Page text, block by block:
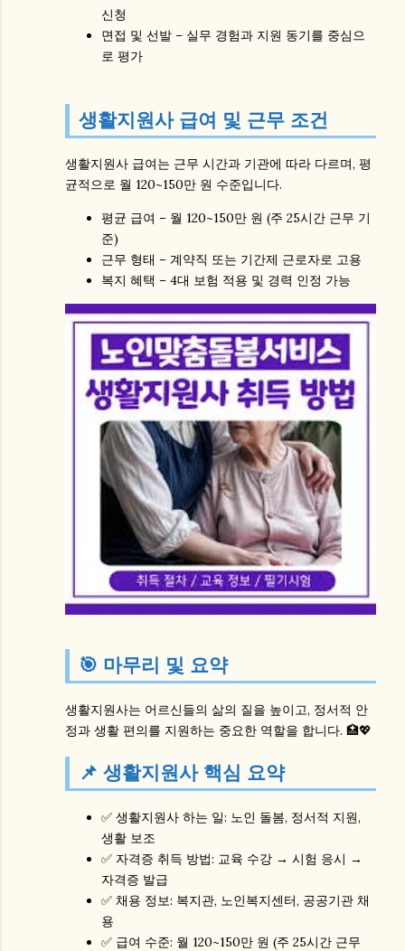
신청
면접 및 선발 – 실무 경험과 지원 동기를 중심으
로 평가
생활지원사 급여 및 근무 조건
생활지원사 급여는 근무 시간과 기관에 따라 다르며, 평
균적으로 월 120~150만 원 수준입니다.
평균 급여 – 월 120~150만 원 (주 25시간 근무 기
준)
근무 형태 – 계약직 또는 기간제 근로자로 고용
복지 혜택 – 4대 보험 적용 및 경력 인정 가능
🎯 마무리 및 요약
생활지원사는 어르신들의 삶의 질을 높이고, 정서적 안
정과 생활 편의를 지원하는 중요한 역할을 합니다. 🏥💖
📌 생활지원사 핵심 요약
✅ 생활지원사 하는 일: 노인 돌봄, 정서적 지원,
생활 보조
✅ 자격증 취득 방법: 교육 수강 → 시험 응시 →
자격증 발급
✅ 채용 정보: 복지관, 노인복지센터, 공공기관 채
용
✅ 급여 수준: 월 120~150만 원 (주 25시간 근무